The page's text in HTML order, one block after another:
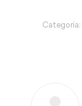
Categoria: